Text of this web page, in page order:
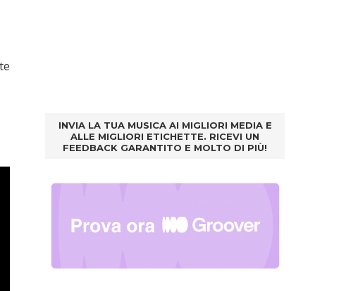
INVIA LA TUA MUSICA AI MIGLIORI MEDIA E
ALLE MIGLIORI ETICHETTE. RICEVI UN
FEEDBACK GARANTITO E MOLTO DI PIÙ!